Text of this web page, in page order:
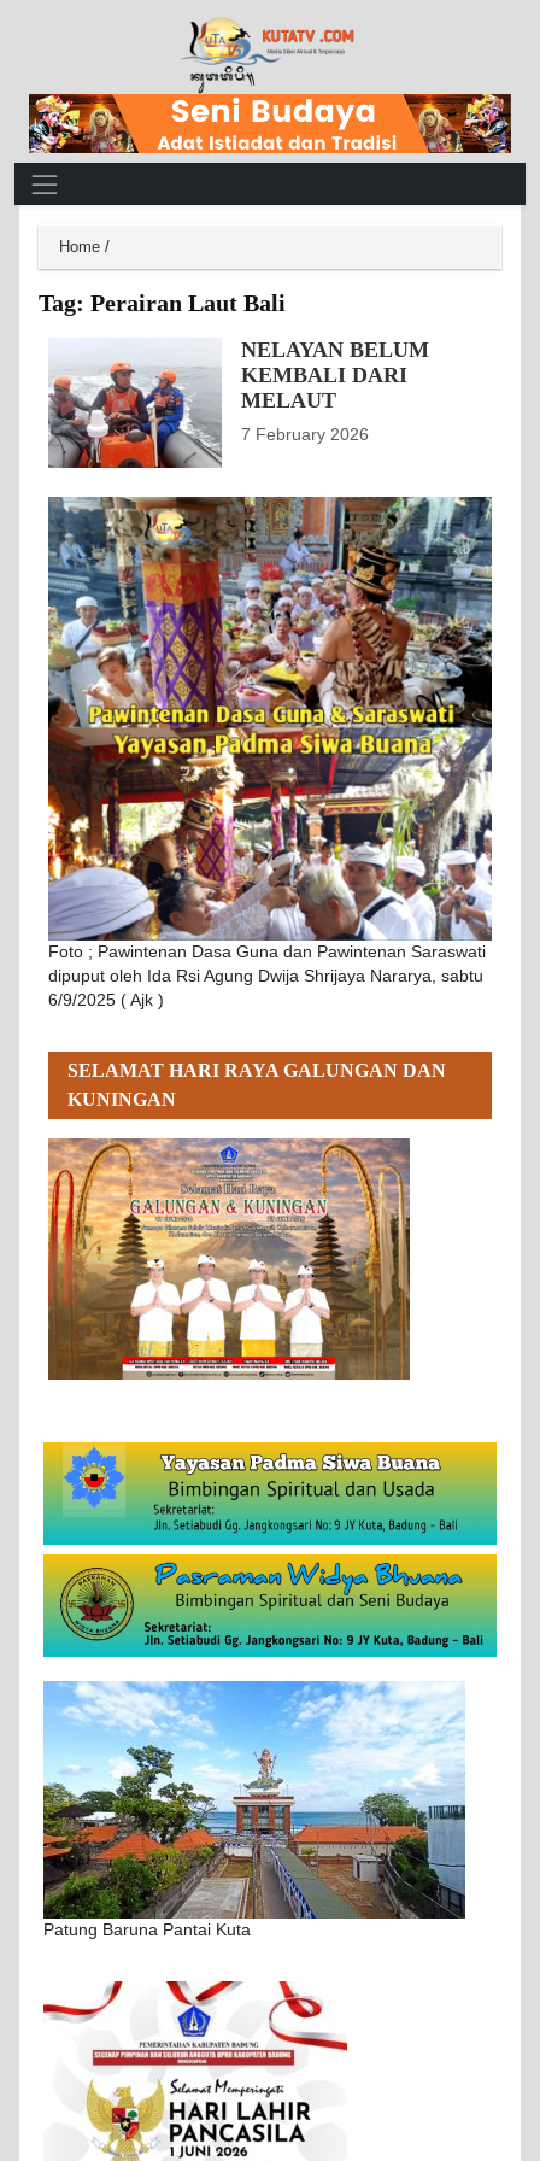
Main Navigation
Home /
Tag: Perairan Laut Bali
NELAYAN BELUM
KEMBALI DARI
MELAUT
7 February 2026
Foto ; Pawintenan Dasa Guna dan Pawintenan Saraswati
dipuput oleh Ida Rsi Agung Dwija Shrijaya Nararya, sabtu
6/9/2025 ( Ajk )
SELAMAT HARI RAYA GALUNGAN DAN
KUNINGAN
Patung Baruna Pantai Kuta